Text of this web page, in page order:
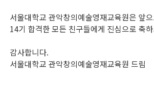
서울대학교 관악창의예술영재교육원은 앞
14기 합격한 모든 친구들에게 진심으로 축
감사합니다.
서울대학교 관악창의예술영재교육원 드림